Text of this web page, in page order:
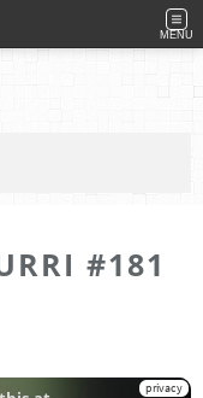
MENU
#181